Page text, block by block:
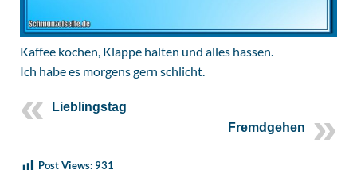
Kaffee kochen, Klappe halten und alles hassen.
Ich habe es morgens gern schlicht.
Lieblingstag
Fremdgehen
Post Views:931